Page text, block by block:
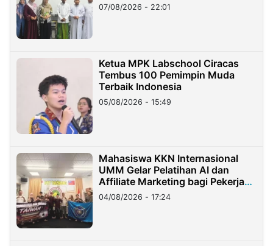
07/08/2026 - 22:01
Ketua MPK Labschool Ciracas
Tembus 100 Pemimpin Muda
Terbaik Indonesia
05/08/2026 - 15:49
Mahasiswa KKN Internasional
UMM Gelar Pelatihan AI dan
Affiliate Marketing bagi Pekerja
Migran Indonesia di Taiwan
04/08/2026 - 17:24